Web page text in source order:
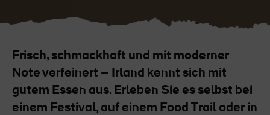
Game of Thrones
Frisch, schmackhaft und mit moderner
Note verfeinert – Irland kennt sich mit
gutem Essen aus. Erleben Sie es selbst bei
einem Festival, auf einem Food Trail oder in